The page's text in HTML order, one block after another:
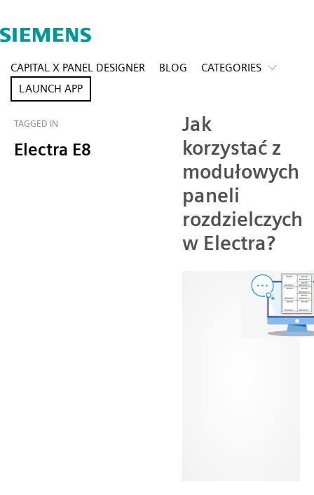
CAPITAL X PANEL DESIGNER BLOG
CATEGORIES
LAUNCH APP
TAGGED IN
Electra E8
Jak
korzystać z
modułowych
paneli
rozdzielczych
w Electra?